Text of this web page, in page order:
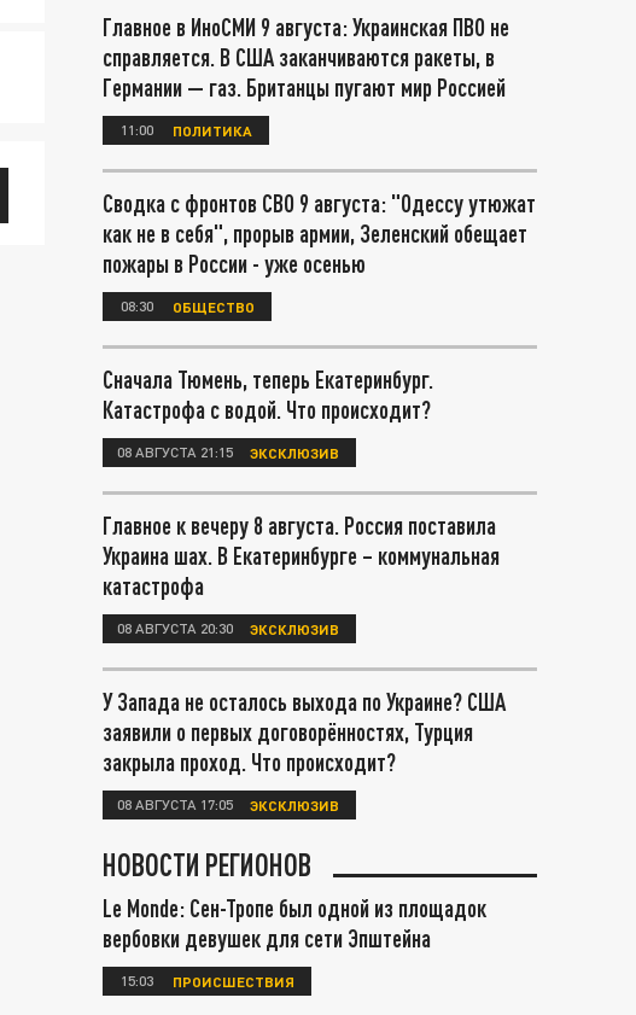
Главное в ИноСМИ 9 августа: Украинская ПВО не
справляется. В США заканчиваются ракеты, в
Германии — газ. Британцы пугают мир Россией
11:00 ПОЛИТИКА
Сводка с фронтов СВО 9 августа: "Одессу утюжат
как не в себя", прорыв армии, Зеленский обещает
пожары в России - уже осенью
08:30 ОБЩЕСТВО
Сначала Тюмень, теперь Екатеринбург.
Катастрофа с водой. Что происходит?
08 АВГУСТА 21:15 ЭКСКЛЮЗИВ
Главное к вечеру 8 августа. Россия поставила
Украина шах. В Екатеринбурге – коммунальная
катастрофа
08 АВГУСТА 20:30 ЭКСКЛЮЗИВ
У Запада не осталось выхода по Украине? США
заявили о первых договорённостях, Турция
закрыла проход. Что происходит?
08 АВГУСТА 17:05 ЭКСКЛЮЗИВ
НОВОСТИ РЕГИОНОВ
Le Monde: Сен-Тропе был одной из площадок
вербовки девушек для сети Эпштейна
15:03 ПРОИСШЕСТВИЯ